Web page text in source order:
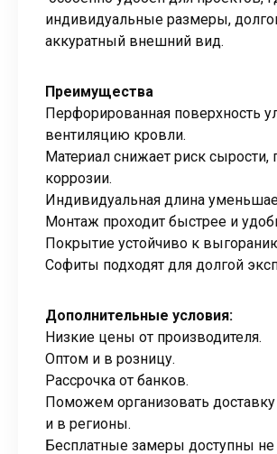
индивидуальные размеры,
аккуратный внешний вид.
Преимущества
Перфорированная поверхность
вентиляцию кровли.
Материал снижает риск сырости,
коррозии.
Индивидуальная длина
Монтаж проходит быстрее и
Покрытие устойчиво к
Софиты подходят для долгой
Дополнительные условия:
Низкие цены от производителя.
Оптом и в розницу.
Рассрочка от банков.
Поможем организовать
и в регионы.
Бесплатные замеры доступны не